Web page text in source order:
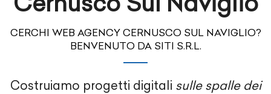
CERCHI WEB AGENCY CERNUSCO SUL NAVIGLIO?
BENVENUTO DA SITI S.R.L.
Costruiamo progetti digitali sulle spalle dei